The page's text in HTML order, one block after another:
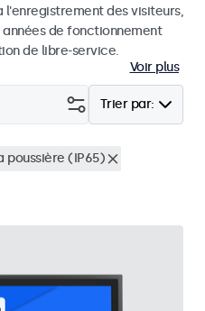
des visiteurs,
de fonctionnement
de libre-service.
Voir plus
Trier par:
poussière (IP65)